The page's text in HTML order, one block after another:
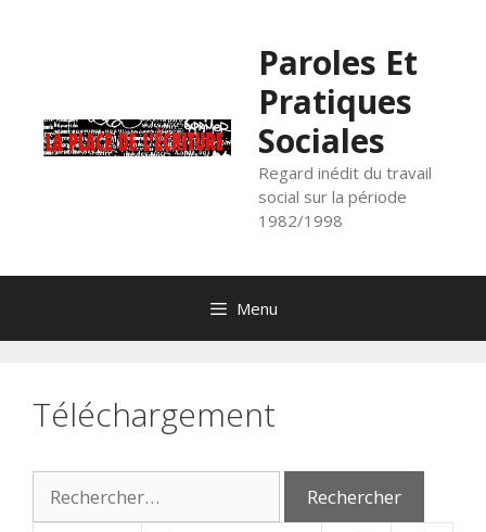
Paroles Et
Pratiques
Sociales
Regard inédit du travail
social sur la période
1982/1998
Menu
Téléchargement